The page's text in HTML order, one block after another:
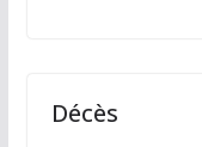
Décès